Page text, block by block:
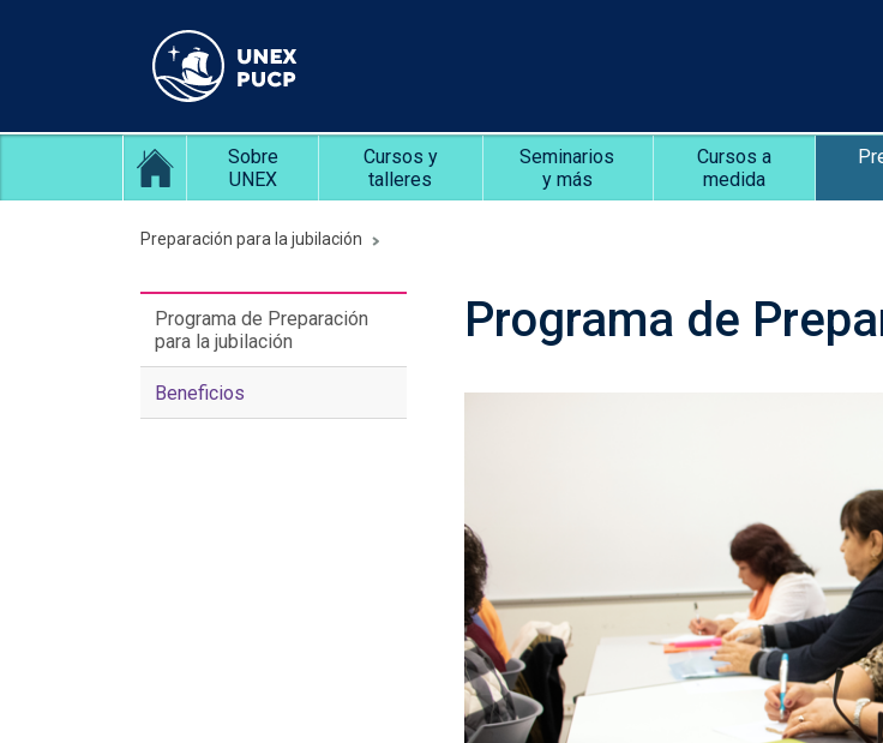
Sobre
UNEX
Cursos y
talleres
Seminarios
y más
Cursos a
medida
Preparación para la jubilación
Programa de Preparación
para la jubilación
Beneficios
Programa de